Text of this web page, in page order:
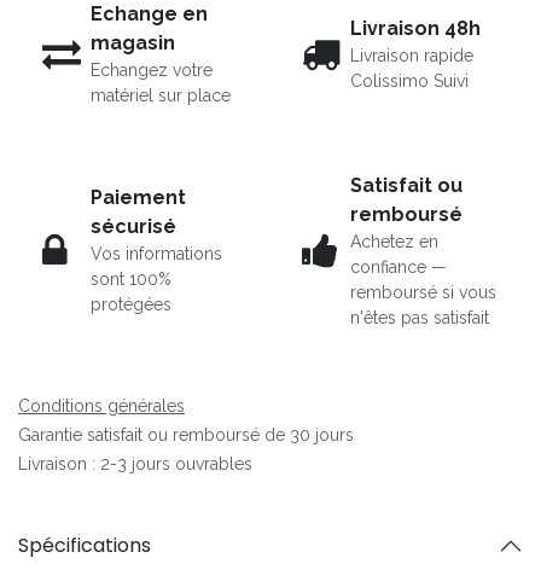
Echange en
magasin
Echangez votre
matériel sur place
Livraison 48h
Livraison rapide
Colissimo Suivi
Paiement
sécurisé
Vos informations
sont 100%
protégées
Satisfait ou
remboursé
Achetez en
confiance —
remboursé si vous
n'êtes pas satisfait
Conditions générales
Garantie satisfait ou remboursé de 30 jours
Livraison : 2-3 jours ouvrables
Spécifications